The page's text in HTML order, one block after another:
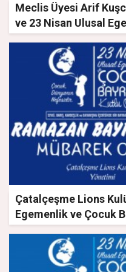
Meclis Üyesi Arif
ve 23 Nisan Ulusal
mesajı
Çatalçeşme Lions
Egemenlik ve Çocuk